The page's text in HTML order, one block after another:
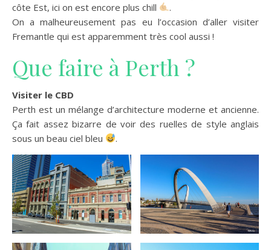
côte Est, ici on est encore plus chill
.
On a malheureusement pas eu l’occasion d’aller visiter
Fremantle qui est apparemment très cool aussi !
Que faire à Perth ?
Visiter le CBD
Perth est un mélange d’architecture moderne et ancienne.
Ça fait assez bizarre de voir des ruelles de style anglais
sous un beau ciel bleu
.